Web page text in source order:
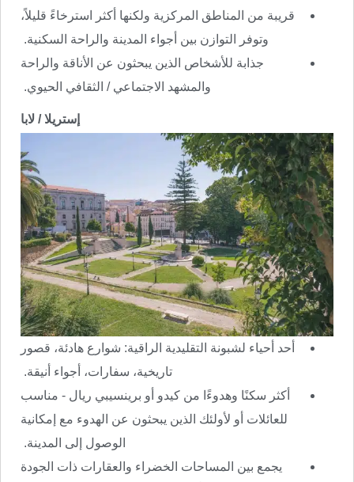
قريبة من المناطق المركزية ولكنها أكثر استرخاءً قليلاً،
وتوفر التوازن بين أجواء المدينة والراحة السكنية.
جذابة للأشخاص الذين يبحثون عن الأناقة والراحة
والمشهد الاجتماعي / الثقافي الحيوي.
إستريلا / لابا
أحد أحياء لشبونة التقليدية الراقية: شوارع هادئة، قصور
تاريخية، سفارات، أجواء أنيقة.
أكثر سكنًا وهدوءًا من كيدو أو برينسيبي ريال - مناسب
للعائلات أو لأولئك الذين يبحثون عن الهدوء مع إمكانية
الوصول إلى المدينة.
يجمع بين المساحات الخضراء والعقارات ذات الجودة